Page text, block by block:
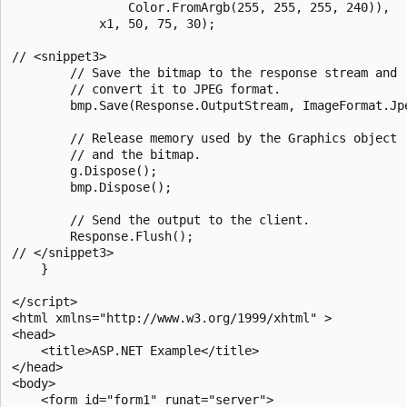
                Color.FromArgb(255, 255, 255, 240)),
            x1, 50, 75, 30);
// <snippet3>
        // Save the bitmap to the response stream and
        // convert it to JPEG format.
bmp.Save(Response.OutputStream,
        // Release memory used by the Graphics object
        // and the bitmap.
        g.Dispose();
        bmp.Dispose();
        // Send the output to the client.
        Response.Flush();
// </snippet3>
    }
</script>
<html xmlns="http://www.w3.org/1999/xhtml" >
<head>
    <title>ASP.NET Example</title>
</head>
<body>
    <form id="form1" runat="server">